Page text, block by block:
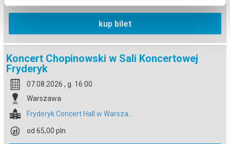
kup bilet
Koncert Chopinowski w Sali Koncertowej
Fryderyk
07.08.2026 , g. 16:00
Warszawa
Fryderyk Concert Hall w Warsza...
od 65,00 pln